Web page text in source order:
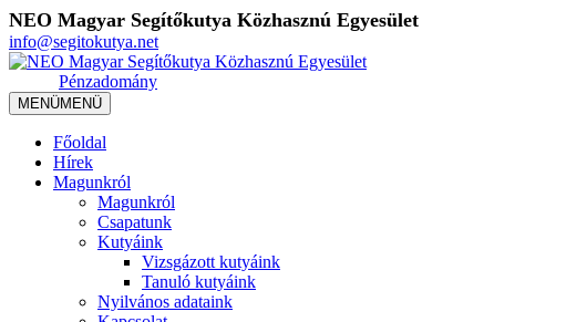
NEO Magyar Segítőkutya Közhasznú Egyesület
info@segitokutya.net
Pénzadomány
MENÜMENÜ
Főoldal
Hírek
Magunkról
Magunkról
Csapatunk
Kutyáink
Vizsgázott kutyáink
Tanuló kutyáink
Nyilvános adataink